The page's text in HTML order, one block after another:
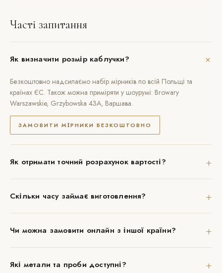
Часті запитання
Як визначити розмір каблучки? +
Безкоштовно надсилаємо набір мірників по всій Польщі та
країнах ЄС. Також можна приміряти у шоурумі: Browary
Warszawskie, Grzybowska 43A, Варшава.
ЗАМОВИТИ МІРНИКИ БЕЗКОШТОВНО
Як отримати точний розрахунок вартості? +
Скільки часу займає виготовлення? +
Чи можна замовити онлайн з іншої країни? +
Які метали та проби доступні? +